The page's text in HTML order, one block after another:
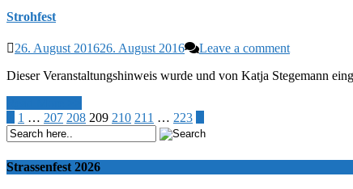
Strohfest
26. August 201626. August 2016
Leave a comment
Dieser Veranstaltungshinweis wurde und von Katja Stegemann
1 … 207 208 209 210 211 … 223
Strassenfest 2026